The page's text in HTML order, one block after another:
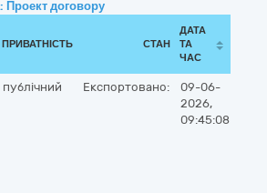
Проект договору
ПРИВАТНІСТЬ СТАН
ДАТА
ТА
ЧАС
публічний Експортовано:
09-06-
2026,
09:45:08